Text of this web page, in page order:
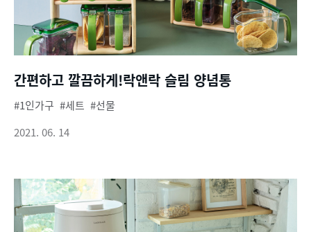
간편하고 깔끔하게!락앤락 슬림 양념통
1인가구 세트
선물
2021. 06. 14